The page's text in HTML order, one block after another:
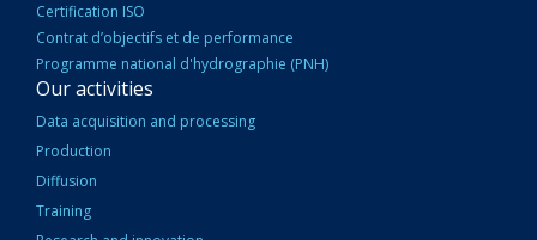
Certification ISO
Contrat d’objectifs et de performance
Programme national d'hydrographie (PNH)
Our activities
Data acquisition and processing
Production
Diffusion
Training